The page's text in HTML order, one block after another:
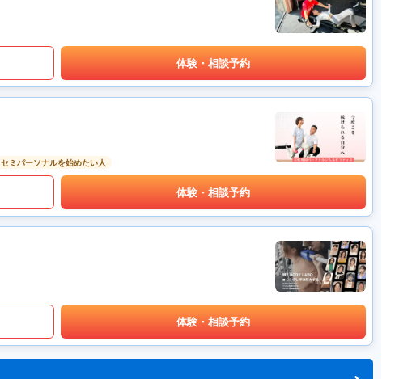
体験・相談予約
セミパーソナルを始めたい人
体験・相談予約
体験・相談予約